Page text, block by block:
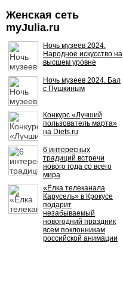
Женская сеть
myJulia.ru
Ночь музеев 2024.
Народное искусство на
высшем уровне
Ночь музеев 2024. Бал
с Пушкиным
Конкурс «Лучший
пользователь марта»
на Diets.ru
6 интересных
традиций встречи
нового года со всего
мира
«Ёлка телеканала
Карусель» в Крокусе
подарит
незабываемый
новогодний праздник
всем поклонникам
российской анимации